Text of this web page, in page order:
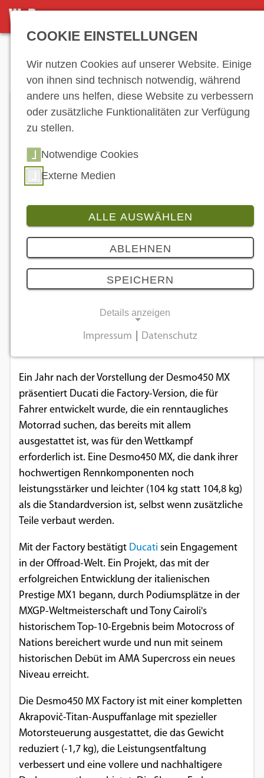
DETAILSEITE
5 Bilder
Ducati Desmo450 MX Factory - noch
leistungsstärker und kompletter
20.01.2026
Das rennfertige Motocross-Motorrad aus Borgo
Ein Jahr nach der Vorstellung der Desmo450 MX
präsentiert Ducati die Factory-Version, die für
Fahrer entwickelt wurde, die ein renntaugliches
Motorrad suchen, das bereits mit allem
ausgestattet ist, was für den Wettkampf
erforderlich ist. Eine Desmo450 MX, die dank ihrer
hochwertigen Rennkomponenten noch
leistungsstärker und leichter (104 kg statt 104,8 kg)
als die Standardversion ist, selbst wenn zusätzliche
Teile verbaut werden.
Mit der Factory bestätigt Ducati sein Engagement
in der Offroad-Welt. Ein Projekt, das mit der
erfolgreichen Entwicklung der italienischen
Prestige MX1 begann, durch Podiumsplätze in der
MXGP-Weltmeisterschaft und Tony Cairoli's
historischem Top-10-Ergebnis beim Motocross of
Nations bereichert wurde und nun mit seinem
historischen Debüt im AMA Supercross ein neues
Niveau erreicht.
Die Desmo450 MX Factory ist mit einer kompletten
Akrapovič-Titan-Auspuffanlage mit spezieller
Motorsteuerung ausgestattet, die das Gewicht
reduziert (-1,7 kg), die Leistungsentfaltung
verbessert und eine vollere und nachhaltigere
COOKIE EINSTELLUNGEN
Wir nutzen Cookies auf unserer Website. Einige
von ihnen sind technisch notwendig, während
andere uns helfen, diese Website zu verbessern
oder zusätzliche Funktionalitäten zur Verfügung
zu stellen.
Notwendige Cookies
Externe Medien
ALLE AUSWÄHLEN
ABLEHNEN
SPEICHERN
Details anzeigen
grundlegende Funktionen und sind für die
einwandfreie Funktion der Website
Einverständnis-Cookie
Name:
cookie_consent
Dieser Cookie speichert die ausgewählten
Einverständnis-Optionen des Benutzers
Cookie Laufzeit:
1 Jahr
EXTERNE MEDIEN
Social Media Plattformen anzeigen zu
Medien Cookies gesetzt.
YouTube
Vimeo
Impressum Datenschutz